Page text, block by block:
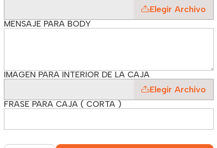
Elegir Archivo
MENSAJE PARA BODY
IMAGEN PARA INTERIOR DE LA CAJA
Elegir Archivo
FRASE PARA CAJA ( CORTA )